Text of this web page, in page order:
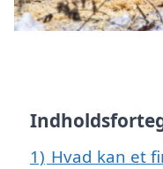
1) Hvad kan et